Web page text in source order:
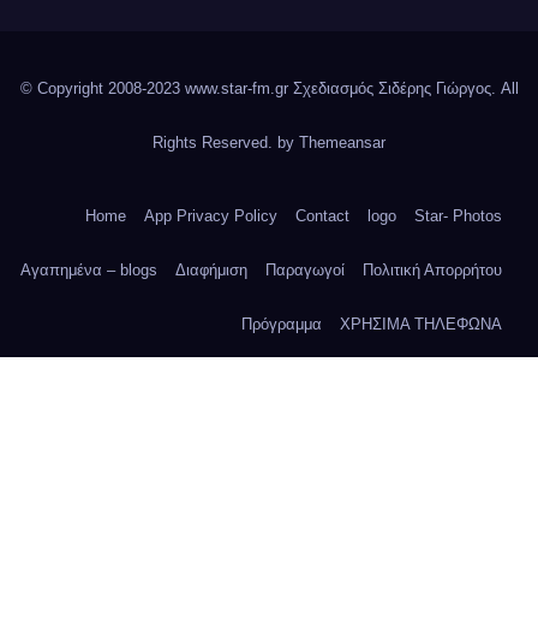
© Copyright 2008-2023 www.star-fm.gr Σχεδιασμός Σιδέρης Γιώργος. All
Rights Reserved. by Themeansar
Home App Privacy Policy Contact logo Star- Photos
Αγαπημένα – blogs Διαφήμιση Παραγωγοί Πολιτική Απορρήτου
Πρόγραμμα ΧΡΗΣΙΜΑ ΤΗΛΕΦΩΝΑ